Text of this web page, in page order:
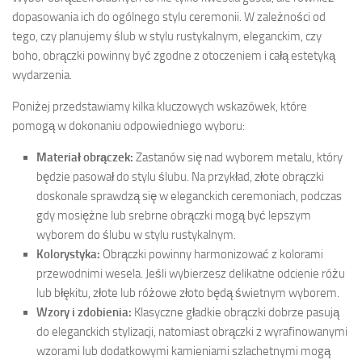
dopasowania ich do ogólnego stylu ceremonii. W zależności od
tego, czy planujemy ślub w stylu rustykalnym, eleganckim, czy
boho, obrączki powinny być zgodne z otoczeniem i całą estetyką
wydarzenia.
Poniżej przedstawiamy kilka kluczowych wskazówek, które
pomogą w dokonaniu odpowiedniego wyboru:
Materiał obrączek: Zastanów się nad wyborem metalu, który
będzie pasował do stylu ślubu. Na przykład, złote obrączki
doskonale sprawdzą się w eleganckich ceremoniach, podczas
gdy mosiężne lub srebrne obrączki mogą być lepszym
wyborem do ślubu w stylu rustykalnym.
Kolorystyka: Obrączki powinny harmonizować z kolorami
przewodnimi wesela. Jeśli wybierzesz delikatne odcienie różu
lub błękitu, złote lub różowe złoto będą świetnym wyborem.
Wzory i zdobienia: Klasyczne gładkie obrączki dobrze pasują
do eleganckich stylizacji, natomiast obrączki z wyrafinowanymi
wzorami lub dodatkowymi kamieniami szlachetnymi mogą